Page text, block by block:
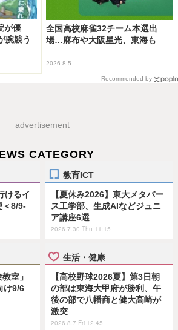
が優
腕競う
全国高校麻雀32チーム本選出
場…麻布や大阪星光、東海も
2026.8.5
Recommended by
advertisement
CATEGORY
けるイ
＜8/9-
教育ICT
【夏休み2026】東大メタバー
ス工学部、生成AIなどジュニ
ア講座6選
2026.7.30 Thu 11:15
室」
け9/6
生活・健康
【高校野球2026夏】第3日朝
の部は東海大甲府が勝利、午
後の部で八幡商と健大高崎が
激突
2026.8.7 Fri 12:45